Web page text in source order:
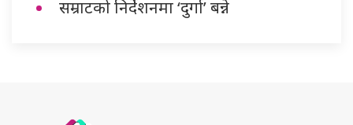
सम्राटको निर्देशनमा ‘दुर्गा’ बन्ने